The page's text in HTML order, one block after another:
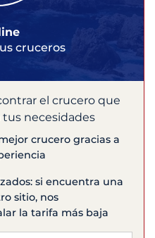
cruceros
el crucero que
necesidades
crucero gracias a
si encuentra una
sitio, nos
la tarifa más baja